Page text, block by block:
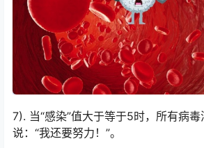
7). 当“感染”值大于等于5时，所有病
说：“我还要努力！”。